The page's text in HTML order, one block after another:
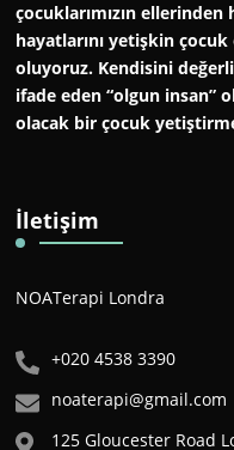
çocuklarımızın
hayatlarını yetişkin
oluyoruz. Kendisini
ifade eden “olgun insan”
olacak bir çocuk
İletişim
NOATerapi Londra
+020 4538 3390
noaterapi@gmail.com
125 Gloucester Road